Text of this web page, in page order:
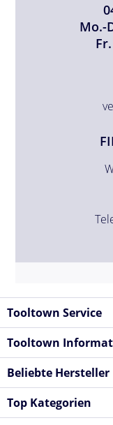
Mo.-
Tooltown Service
Tooltown
Beliebte Hersteller
Top Kategorien